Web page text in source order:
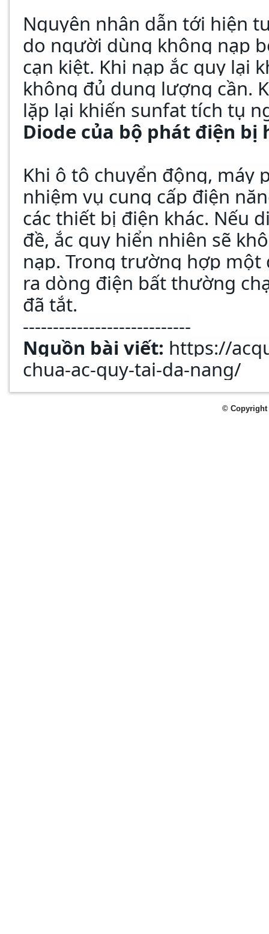
Nguyên nhân dẫn tới hiện
do người dùng không nạp
cạn kiệt. Khi nạp ắc quy lại
không đủ dung lượng cần.
lặp lại khiến sunfat tích tụ
Diode của bộ phát điện bị
Khi ô tô chuyển động, máy
nhiệm vụ cung cấp điện
các thiết bị điện khác. Nếu
đề, ắc quy hiển nhiên sẽ
nạp. Trong trường hợp
ra dòng điện bất thường
đã tắt.
----------------------------
Nguồn bài viết: https://
chua-ac-quy-tai-da-nang/
© Copyright